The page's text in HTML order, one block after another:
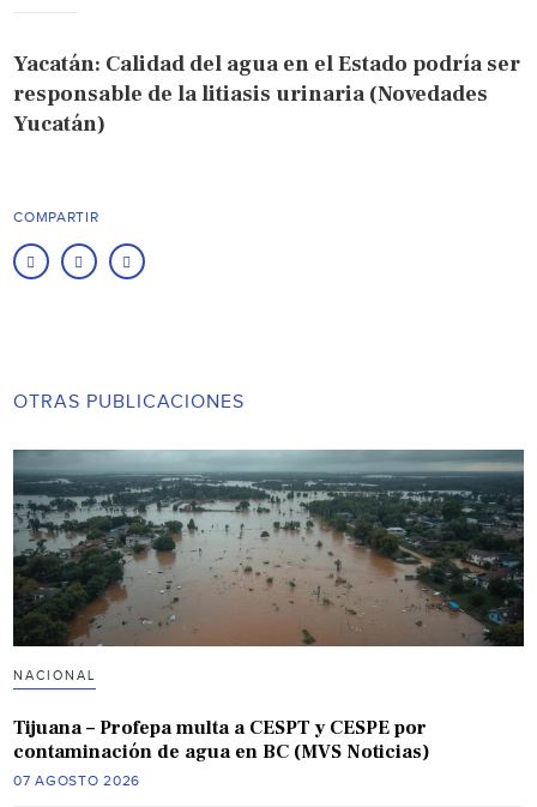
Yacatán: Calidad del agua en el Estado podría ser
responsable de la litiasis urinaria (Novedades
Yucatán)
COMPARTIR
OTRAS PUBLICACIONES
NACIONAL
Tijuana – Profepa multa a CESPT y CESPE por
contaminación de agua en BC (MVS Noticias)
07 AGOSTO 2026